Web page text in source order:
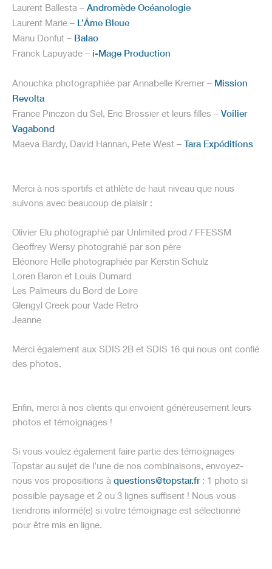
Laurent Ballesta – Andromède Océanologie
Laurent Marie – L’Âme Bleue
Manu Donfut – Balao
Franck Lapuyade – i-Mage Production
Anouchka photographiée par Annabelle Kremer – Mission
Revolta
France Pinczon du Sel, Eric Brossier et leurs filles – Voilier
Vagabond
Maeva Bardy, David Hannan, Pete West – Tara Expéditions
Merci à nos sportifs et athlète de haut niveau que nous
suivons avec beaucoup de plaisir :
Olivier Elu photographié par Unlimited prod / FFESSM
Geoffrey Wersy photograhié par son père
Eléonore Helle photographiée par Kerstin Schulz
Loren Baron et Louis Dumard
Les Palmeurs du Bord de Loire
Glengyl Creek pour Vade Retro
Jeanne
Merci également aux SDIS 2B et SDIS 16 qui nous ont confié
des photos.
Enfin, merci à nos clients qui envoient généreusement leurs
photos et témoignages !
Si vous voulez également faire partie des témoignages
Topstar au sujet de l’une de nos combinaisons, envoyez-
nous vos propositions à questions@topstar.fr: 1 photo si
possible paysage et 2 ou 3 lignes suffisent ! Nous vous
tiendrons informé(e) si votre témoignage est sélectionné
pour être mis en ligne.